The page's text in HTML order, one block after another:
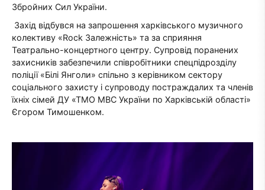
Збройних Сил України.
Захід відбувся на запрошення харківського музичного
колективу «Rock Залежність» та за сприяння
Театрально-концертного центру. Супровід поранених
захисників забезпечили співробітники спецпідрозділу
поліції «Білі Янголи» спільно з керівником сектору
соціального захисту і супроводу постраждалих та членів
їхніх сімей ДУ «ТМО МВС України по Харківській області»
Єгором Тимошенком.